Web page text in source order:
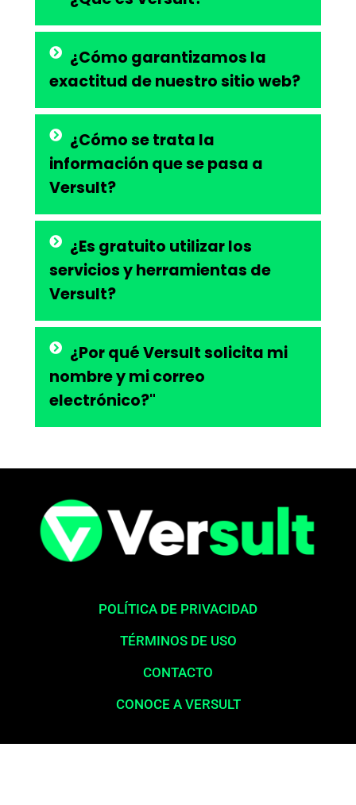
¿Cómo garantizamos la
exactitud de nuestro sitio web?
¿Cómo se trata la
información que se pasa a
Versult?
¿Es gratuito utilizar los
servicios y herramientas de
Versult?
¿Por qué Versult solicita mi
nombre y mi correo
electrónico?"
POLÍTICA DE PRIVACIDAD
TÉRMINOS DE USO
CONTACTO
CONOCE A VERSULT